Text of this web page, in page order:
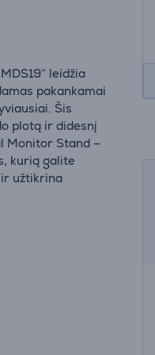
leidžia
pakankamai
Šis
plotą ir didesnį
Monitor Stand –
kurią galite
užtikrina